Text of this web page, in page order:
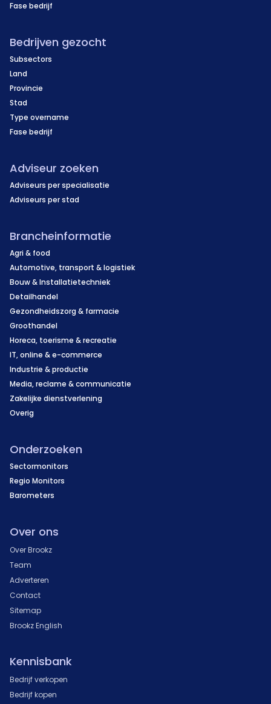
Fase bedrijf
Bedrijven gezocht
Subsectors
Land
Provincie
Stad
Type overname
Fase bedrijf
Adviseur zoeken
Adviseurs per specialisatie
Adviseurs per stad
Brancheinformatie
Agri & food
Automotive, transport & logistiek
Bouw & Installatietechniek
Detailhandel
Gezondheidszorg & farmacie
Groothandel
Horeca, toerisme & recreatie
IT, online & e-commerce
Industrie & productie
Media, reclame & communicatie
Zakelijke dienstverlening
Overig
Onderzoeken
Sectormonitors
Regio Monitors
Barometers
Over ons
Over Brookz
Team
Adverteren
Contact
Sitemap
Brookz English
Kennisbank
Bedrijf verkopen
Bedrijf kopen